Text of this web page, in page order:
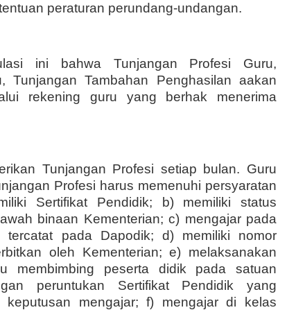
peraturan perundang-undangan.
ini bahwa Tunjangan Profesi Guru,
Tunjangan Tambahan Penghasilan aakan
rekening guru yang berhak menerima
Tunjangan Profesi setiap bulan. Guru
Profesi harus memenuhi persyaratan
Sertifikat Pendidik; b) memiliki status
binaan Kementerian; c) mengajar pada
tercatat pada Dapodik; d) memiliki nomor
oleh Kementerian; e) melaksanakan
membimbing peserta didik pada satuan
peruntukan Sertifikat Pendidik yang
keputusan mengajar; f) mengajar di kelas